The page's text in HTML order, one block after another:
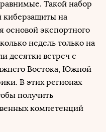
Такой набор
киберзащиты на
основой экспортного
недель только на
десятки встреч с
Востока, Южной
В этих регионах
получить
компетенций